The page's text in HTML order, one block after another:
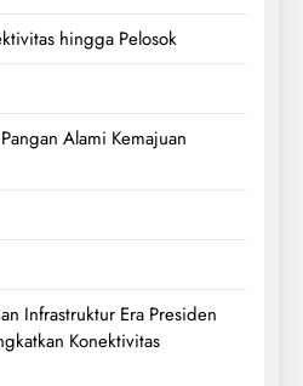
hingga Pelosok
Alami Kemajuan
Infrastruktur Era Presiden
Konektivitas